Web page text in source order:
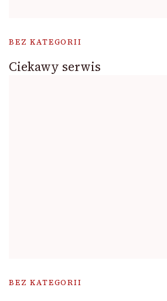
BEZ KATEGORII
Ciekawy serwis
BEZ KATEGORII